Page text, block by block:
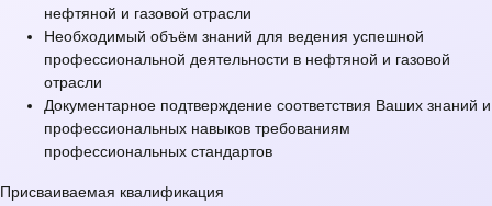
нефтяной и газовой отрасли
Необходимый объём знаний для ведения успешной
профессиональной деятельности в нефтяной и газовой
отрасли
Документарное подтверждение соответствия Ваших знаний и
профессиональных навыков требованиям
профессиональных стандартов
Присваиваемая квалификация